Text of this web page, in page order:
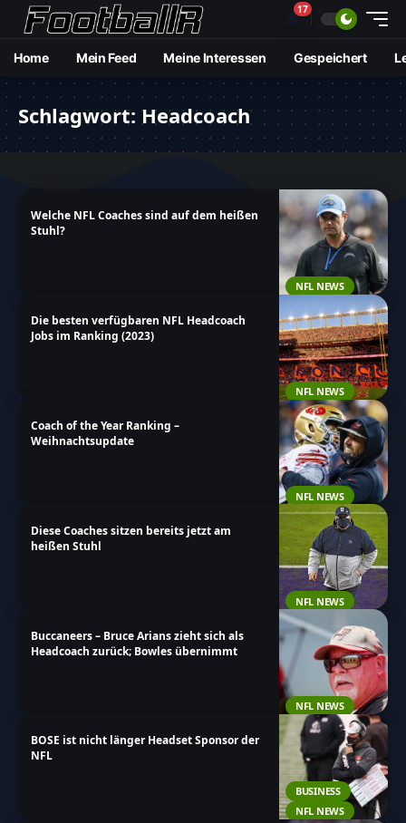
🔔17
Home Mein Feed Meine Interessen Gespeichert
Schlagwort: Headcoach
NFL NEWS
Welche NFL Coaches sind auf dem heißen
Stuhl?
NFL NEWS
Die besten verfügbaren NFL Headcoach
Jobs im Ranking (2023)
NFL NEWS
Coach of the Year Ranking –
Weihnachtsupdate
NFL NEWS
Diese Coaches sitzen bereits jetzt am
heißen Stuhl
NFL NEWS
Buccaneers – Bruce Arians zieht sich als
Headcoach zurück; Bowles übernimmt
BUSINESS
NFL NEWS
BOSE ist nicht länger Headset Sponsor der
NFL